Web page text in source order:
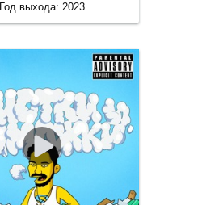
Год выхода: 2023